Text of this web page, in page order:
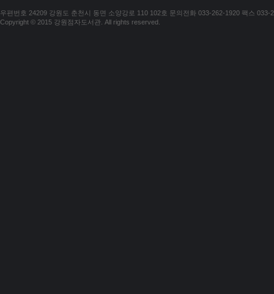
우편번호 24209 강원도 춘천시 동면 소양강로 110 102호 문의전화 033-262-1920 팩스 033-
Copyright © 2015 강원점자도서관. All rights reserved.